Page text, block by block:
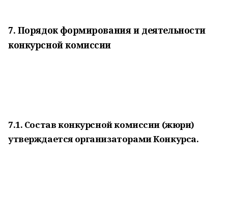
7. Порядок формирования и деятельности
конкурсной комиссии
7.1. Состав конкурсной комиссии (жюри)
утверждается организаторами Конкурса.